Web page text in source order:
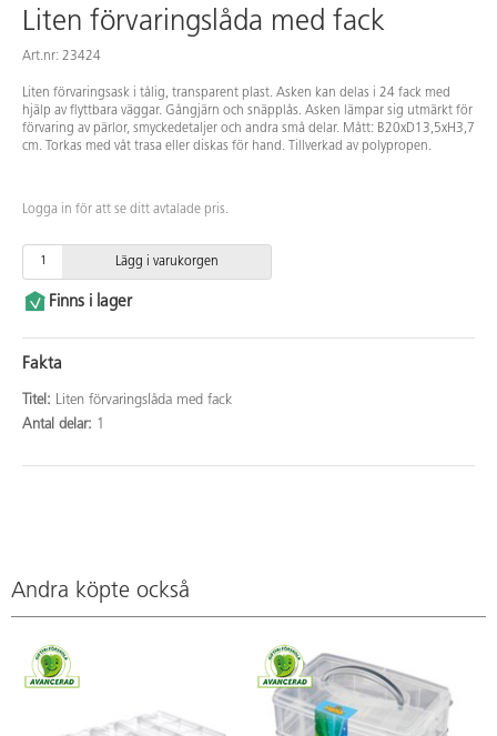
Liten förvaringslåda med fack
Art.nr: 23424
Liten förvaringsask i tålig, transparent plast. Asken kan delas i 24 fack med
hjälp av flyttbara väggar. Gångjärn och snäpplås. Asken lämpar sig utmärkt för
förvaring av pärlor, smyckedetaljer och andra små delar. Mått: B20xD13,5xH3,7
cm. Torkas med våt trasa eller diskas för hand. Tillverkad av polypropen.
Logga in för att se ditt avtalade pris.
Lägg i varukorgen
Finns i lager
Fakta
Titel: Liten förvaringslåda med fack
Antal delar: 1
Andra köpte också